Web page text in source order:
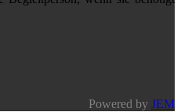
Powered by JEM